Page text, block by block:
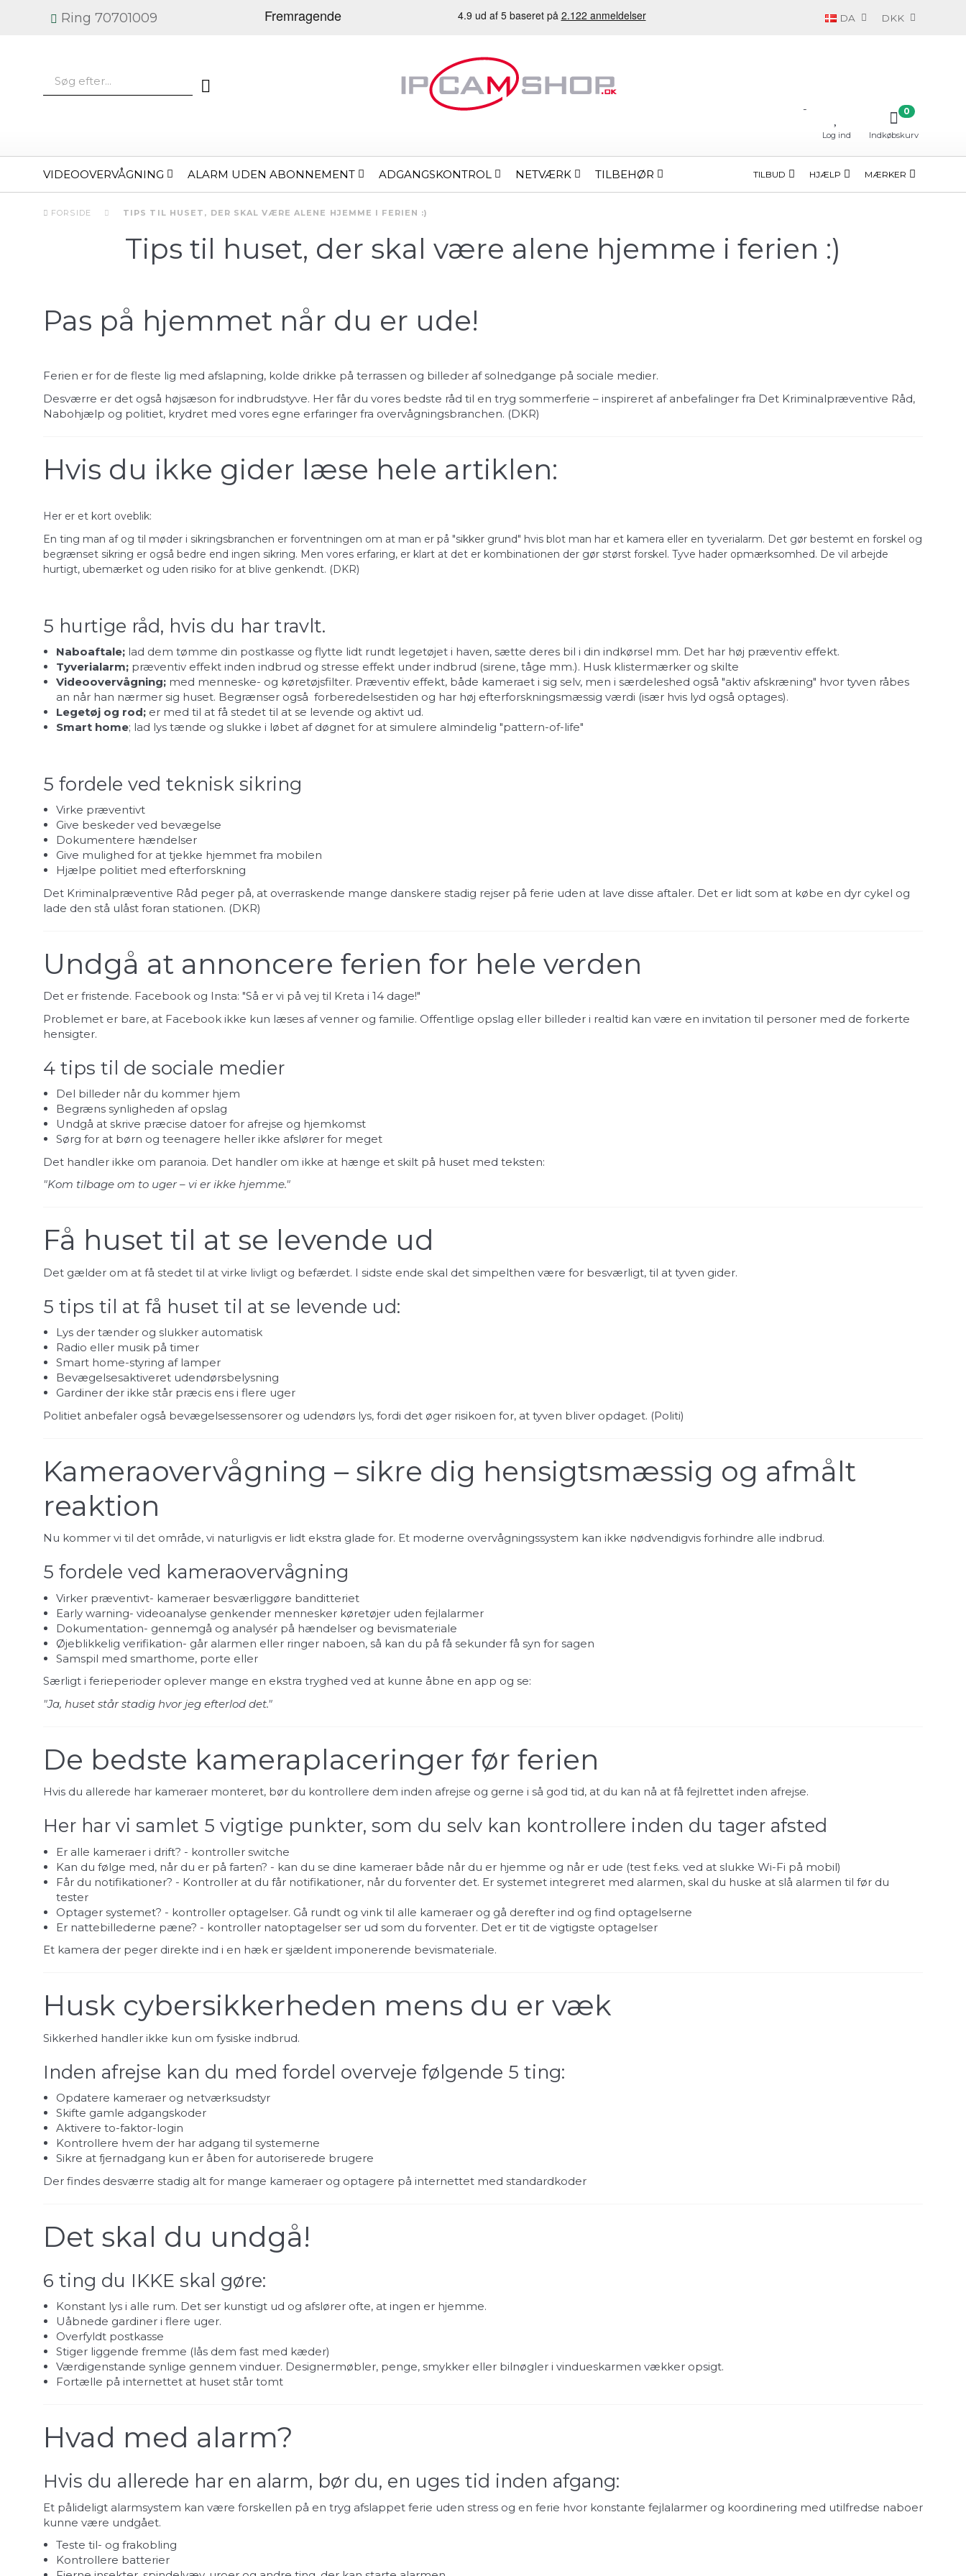
DA DKK
Ring 70701009
-
Log ind Indkøbskurv
0
VIDEOOVERVÅGNING ALARM UDEN ABONNEMENT ADGANGSKONTROL NETVÆRK TILBEHØR TILBUD HJÆLP MÆRKER
FORSIDE TIPS TIL HUSET, DER SKAL VÆRE ALENE HJEMME I FERIEN :)
Tips til huset, der skal være alene hjemme i ferien :)
Pas på hjemmet når du er ude!
Ferien er for de fleste lig med afslapning, kolde drikke på terrassen og billeder af solnedgange på sociale medier.
Desværre er det også højsæson for indbrudstyve. Her får du vores bedste råd til en tryg sommerferie – inspireret af anbefalinger fra Det Kriminalpræventive Råd,
Nabohjælp og politiet, krydret med vores egne erfaringer fra overvågningsbranchen. (DKR)
Hvis du ikke gider læse hele artiklen:
Her er et kort oveblik:
En ting man af og til møder i sikringsbranchen er forventningen om at man er på "sikker grund" hvis blot man har et kamera eller en tyverialarm. Det gør bestemt en forskel og
begrænset sikring er også bedre end ingen sikring. Men vores erfaring, er klart at det er kombinationen der gør størst forskel. Tyve hader opmærksomhed. De vil arbejde
hurtigt, ubemærket og uden risiko for at blive genkendt. (DKR)
5 hurtige råd, hvis du har travlt.
Naboaftale; lad dem tømme din postkasse og flytte lidt rundt legetøjet i haven, sætte deres bil i din indkørsel mm. Det har høj præventiv effekt.
Tyverialarm; præventiv effekt inden indbrud og stresse effekt under indbrud (sirene, tåge mm.). Husk klistermærker og skilte
Videoovervågning; med menneske- og køretøjsfilter. Præventiv effekt, både kameraet i sig selv, men i særdeleshed også "aktiv afskræning" hvor tyven råbes
an når han nærmer sig huset. Begrænser også forberedelsestiden og har høj efterforskningsmæssig værdi (især hvis lyd også optages).
Legetøj og rod; er med til at få stedet til at se levende og aktivt ud.
Smart home; lad lys tænde og slukke i løbet af døgnet for at simulere almindelig "pattern-of-life"
5 fordele ved teknisk sikring
Virke præventivt
Give beskeder ved bevægelse
Dokumentere hændelser
Give mulighed for at tjekke hjemmet fra mobilen
Hjælpe politiet med efterforskning
Det Kriminalpræventive Råd peger på, at overraskende mange danskere stadig rejser på ferie uden at lave disse aftaler. Det er lidt som at købe en dyr cykel og
lade den stå ulåst foran stationen. (DKR)
Undgå at annoncere ferien for hele verden
Det er fristende. Facebook og Insta: "Så er vi på vej til Kreta i 14 dage!"
Problemet er bare, at Facebook ikke kun læses af venner og familie. Offentlige opslag eller billeder i realtid kan være en invitation til personer med de forkerte
hensigter.
4 tips til de sociale medier
Del billeder når du kommer hjem
Begræns synligheden af opslag
Undgå at skrive præcise datoer for afrejse og hjemkomst
Sørg for at børn og teenagere heller ikke afslører for meget
Det handler ikke om paranoia. Det handler om ikke at hænge et skilt på huset med teksten:
"Kom tilbage om to uger – vi er ikke hjemme."
Få huset til at se levende ud
Det gælder om at få stedet til at virke livligt og befærdet. I sidste ende skal det simpelthen være for besværligt, til at tyven gider.
5 tips til at få huset til at se levende ud:
Lys der tænder og slukker automatisk
Radio eller musik på timer
Smart home-styring af lamper
Bevægelsesaktiveret udendørsbelysning
Gardiner der ikke står præcis ens i flere uger
Politiet anbefaler også bevægelsessensorer og udendørs lys, fordi det øger risikoen for, at tyven bliver opdaget. (Politi)
Kameraovervågning – sikre dig hensigtsmæssig og afmålt
reaktion
Nu kommer vi til det område, vi naturligvis er lidt ekstra glade for. Et moderne overvågningssystem kan ikke nødvendigvis forhindre alle indbrud.
5 fordele ved kameraovervågning
Virker præventivt- kameraer besværliggøre banditteriet
Early warning- videoanalyse genkender mennesker køretøjer uden fejlalarmer
Dokumentation- gennemgå og analysér på hændelser og bevismateriale
Øjeblikkelig verifikation- går alarmen eller ringer naboen, så kan du på få sekunder få syn for sagen
Samspil med smarthome, porte eller
Særligt i ferieperioder oplever mange en ekstra tryghed ved at kunne åbne en app og se:
"Ja, huset står stadig hvor jeg efterlod det."
De bedste kameraplaceringer før ferien
Hvis du allerede har kameraer monteret, bør du kontrollere dem inden afrejse og gerne i så god tid, at du kan nå at få fejlrettet inden afrejse.
Her har vi samlet 5 vigtige punkter, som du selv kan kontrollere inden du tager afsted
Er alle kameraer i drift? - kontroller switche
Kan du følge med, når du er på farten? - kan du se dine kameraer både når du er hjemme og når er ude (test f.eks. ved at slukke Wi-Fi på mobil)
Får du notifikationer? - Kontroller at du får notifikationer, når du forventer det. Er systemet integreret med alarmen, skal du huske at slå alarmen til før du
tester
Optager systemet? - kontroller optagelser. Gå rundt og vink til alle kameraer og gå derefter ind og find optagelserne
Er nattebillederne pæne? - kontroller natoptagelser ser ud som du forventer. Det er tit de vigtigste optagelser
Et kamera der peger direkte ind i en hæk er sjældent imponerende bevismateriale.
Husk cybersikkerheden mens du er væk
Sikkerhed handler ikke kun om fysiske indbrud.
Inden afrejse kan du med fordel overveje følgende 5 ting:
Opdatere kameraer og netværksudstyr
Skifte gamle adgangskoder
Aktivere to-faktor-login
Kontrollere hvem der har adgang til systemerne
Sikre at fjernadgang kun er åben for autoriserede brugere
Der findes desværre stadig alt for mange kameraer og optagere på internettet med standardkoder
Det skal du undgå!
6 ting du IKKE skal gøre:
Konstant lys i alle rum. Det ser kunstigt ud og afslører ofte, at ingen er hjemme.
Uåbnede gardiner i flere uger.
Overfyldt postkasse
Stiger liggende fremme (lås dem fast med kæder)
Værdigenstande synlige gennem vinduer. Designermøbler, penge, smykker eller bilnøgler i vindueskarmen vækker opsigt.
Fortælle på internettet at huset står tomt
Hvad med alarm?
Hvis du allerede har en alarm, bør du, en uges tid inden afgang:
Et pålideligt alarmsystem kan være forskellen på en tryg afslappet ferie uden stress og en ferie hvor konstante fejlalarmer og koordinering med utilfredse naboer
kunne være undgået.
Teste til- og frakobling
Kontrollere batterier